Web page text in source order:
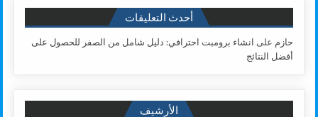
أحدث التعليقات
حازم على انشاء برومبت احترافي: دليل شامل من الصفر للحصول على
أفضل النتائج
الأرشيف